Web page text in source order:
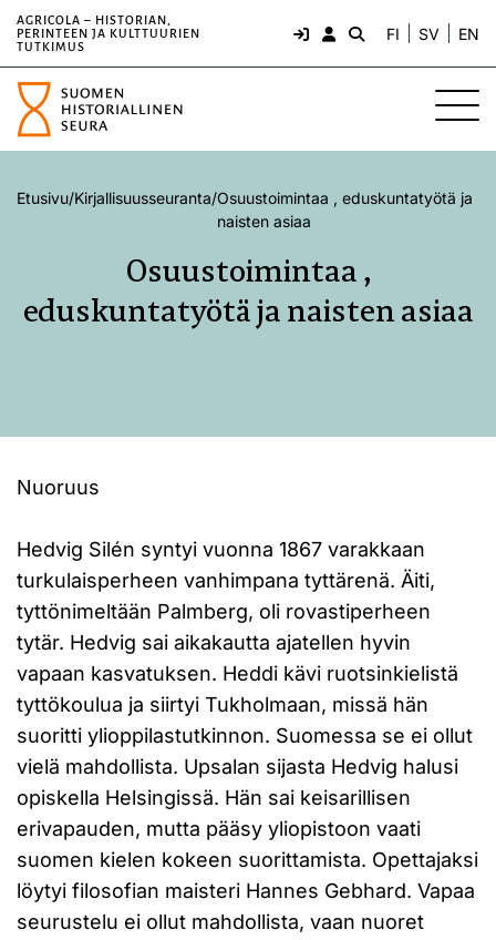
AGRICOLA – HISTORIAN,
PERINTEEN JA KULTTUURIEN
TUTKIMUS
FI SV EN
Etusivu/Kirjallisuusseuranta/Osuustoimintaa , eduskuntatyötä ja
naisten asiaa
Osuustoimintaa ,
eduskuntatyötä ja naisten asiaa
Nuoruus
Hedvig Silén syntyi vuonna 1867 varakkaan
turkulaisperheen vanhimpana tyttärenä. Äiti,
tyttönimeltään Palmberg, oli rovastiperheen
tytär. Hedvig sai aikakautta ajatellen hyvin
vapaan kasvatuksen. Heddi kävi ruotsinkielistä
tyttökoulua ja siirtyi Tukholmaan, missä hän
suoritti ylioppilastutkinnon. Suomessa se ei ollut
vielä mahdollista. Upsalan sijasta Hedvig halusi
opiskella Helsingissä. Hän sai keisarillisen
erivapauden, mutta pääsy yliopistoon vaati
suomen kielen kokeen suorittamista. Opettajaksi
löytyi filosofian maisteri Hannes Gebhard. Vapaa
seurustelu ei ollut mahdollista, vaan nuoret